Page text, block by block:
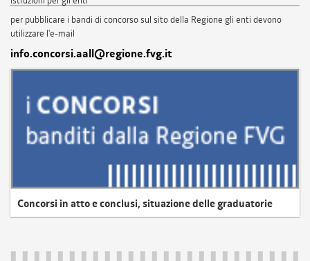
per pubblicare i bandi di concorso sul sito della Regione gli enti devono
utilizzare l'e-mail
info.concorsi.aall@regione.fvg.it
Concorsi in atto e conclusi, situazione delle graduatorie